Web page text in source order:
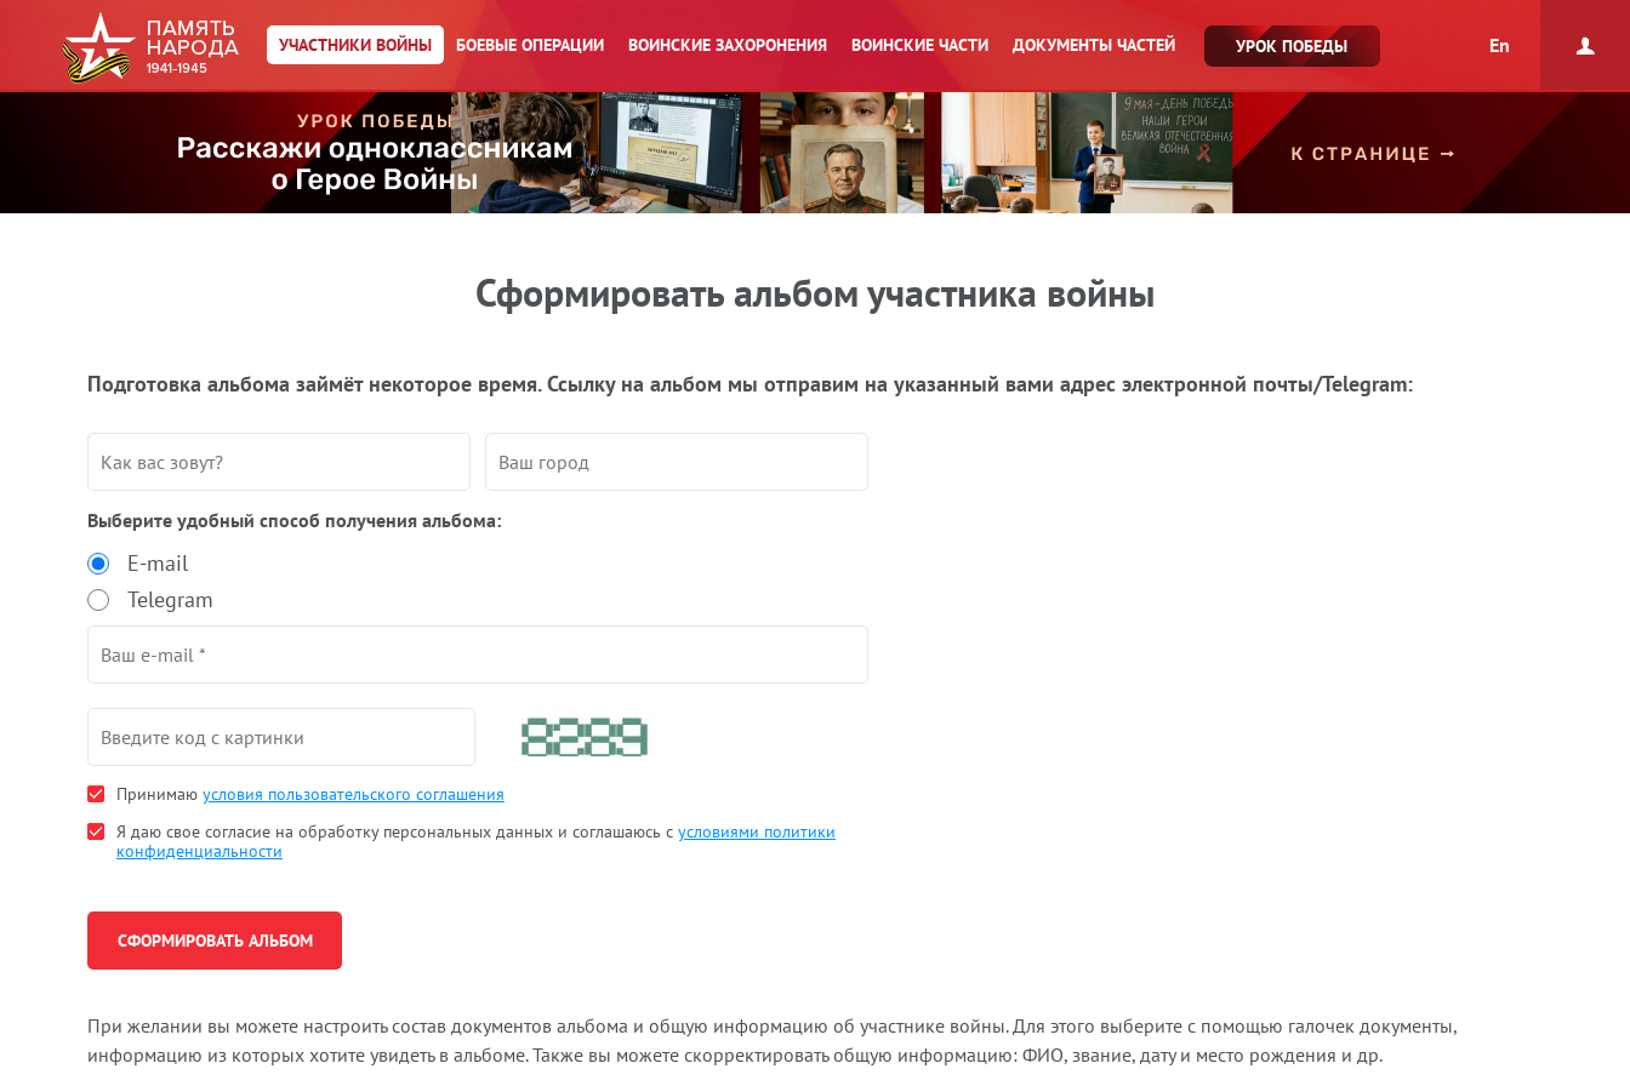
УЧАСТНИКИ ВОЙНЫ БОЕВЫЕ ОПЕРАЦИИ ВОИНСКИЕ ЗАХОРОНЕНИЯ ВОИНСКИЕ ЧАСТИ ДОКУМЕНТЫ ЧАСТЕЙ УРОК ПОБЕДЫ En
Сформировать альбом участника войны
Подготовка альбома займёт некоторое время. Ссылку на альбом мы отправим на указанный вами адрес электронной почты/Telegram:
Выберите удобный способ получения альбома:
E-mail
Telegram
Принимаю условия пользовательского соглашения
Я даю свое согласие на обработку персональных данных и соглашаюсь с условиями политики
конфиденциальности
При желании вы можете настроить состав документов альбома и общую информацию об участнике войны. Для этого выберите с помощью галочек документы,
информацию из которых хотите увидеть в альбоме. Также вы можете скорректировать общую информацию: ФИО, звание, дату и место рождения и др.